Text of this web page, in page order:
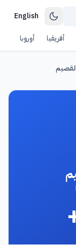
English
أفريقيا أوروبا